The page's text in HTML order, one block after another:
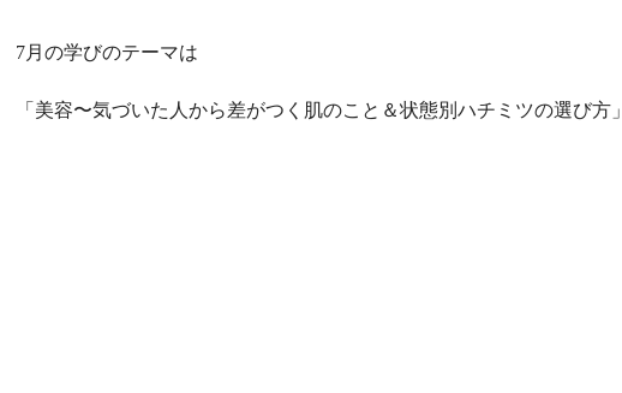
7月の学びのテーマは
「美容〜気づいた人から差がつく肌のこと＆状態別ハチミツの選び方」